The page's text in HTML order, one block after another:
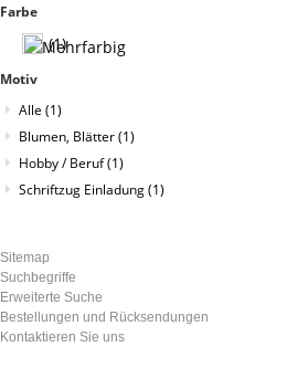
Farbe
(1)
Motiv
Alle (1)
Blumen, Blätter(1)
Hobby / Beruf(1)
Schriftzug Einladung(1)
Sitemap
Suchbegriffe
Erweiterte Suche
Bestellungen und Rücksendungen
Kontaktieren Sie uns